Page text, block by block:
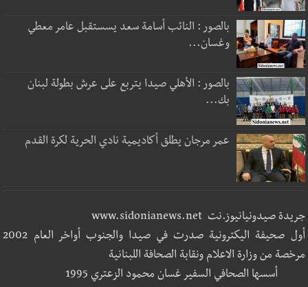
بالصور : النائب أسامة سعد يسستقبل عامر معطي
وغسان...
بالصور : الأهلي صيدا يتربع على عرش بطولة لبنان
بك...
عمر مرجان يطلق أكاديمية نادي الحرية لكرة القدم
جريدة صيدونيانيوز.نت www.sidonianews.net
أول صحيفة اليكترونية صدرت في صيدا والجنوب أواخر العام 2002
مرخصة من وزارة الاعلام ونقابة الصحافة اللبنانية
أسسها الصحافي السفير غسان محمود الزعتري 1995